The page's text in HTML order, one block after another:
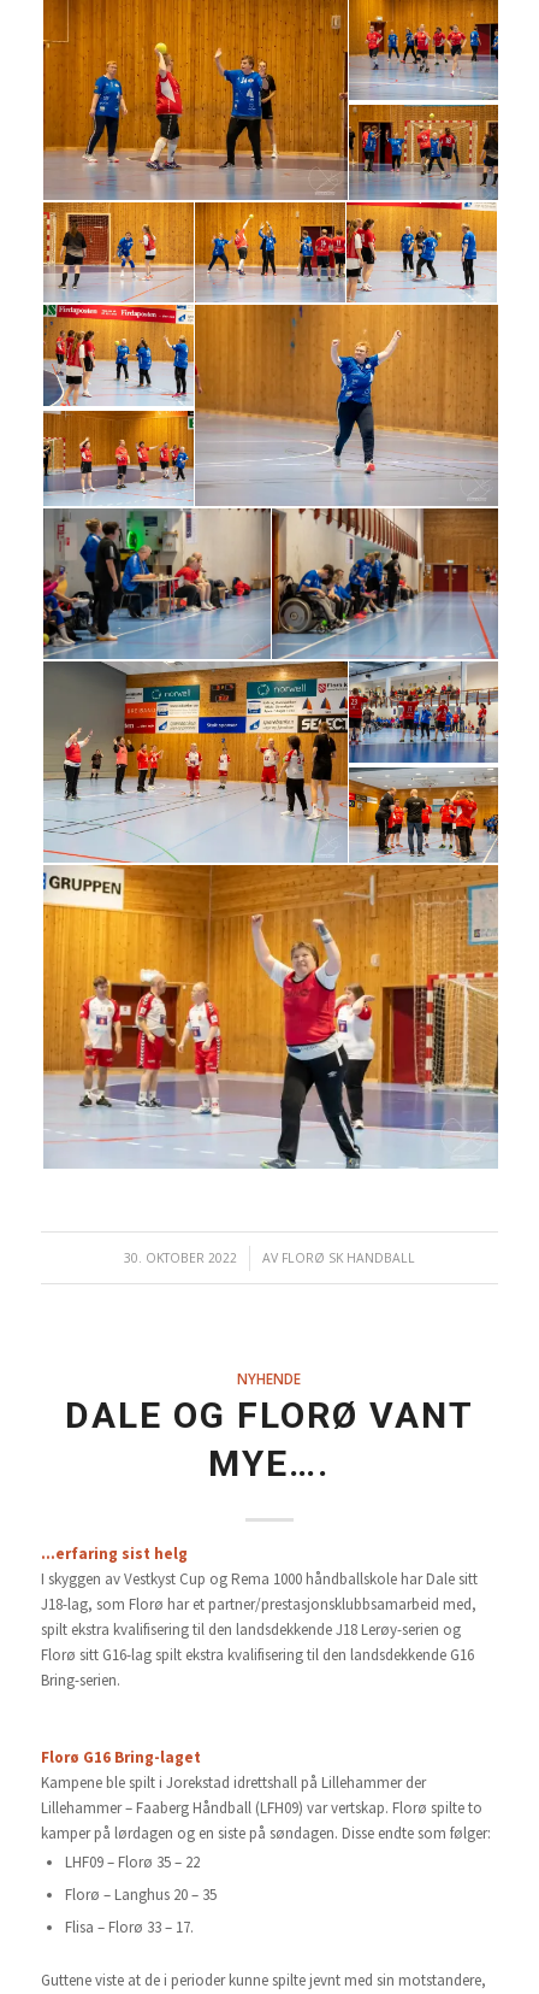
30. OKTOBER 2022
/ AV FLORØ SK HANDBALL
NYHENDE
DALE OG FLORØ VANT
MYE….
…erfaring sist helg
I skyggen av Vestkyst Cup og Rema 1000 håndballskole har Dale sitt
J18-lag, som Florø har et partner/prestasjonsklubbsamarbeid med,
spilt ekstra kvalifisering til den landsdekkende J18 Lerøy-serien og
Florø sitt G16-lag spilt ekstra kvalifisering til den landsdekkende G16
Bring-serien.
Florø G16 Bring-laget
Kampene ble spilt i Jorekstad idrettshall på Lillehammer der
Lillehammer – Faaberg Håndball (LFH09) var vertskap. Florø spilte to
kamper på lørdagen og en siste på søndagen. Disse endte som følger:
LHF09 – Florø 35 – 22
Florø – Langhus 20 – 35
Flisa – Florø 33 – 17.
Guttene viste at de i perioder kunne spilte jevnt med sin motstandere,